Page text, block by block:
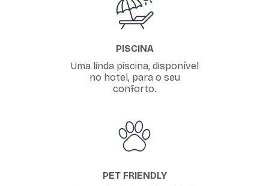
PISCINA
Uma linda piscina, disponível
no hotel, para o seu
conforto.
PET FRIENDLY